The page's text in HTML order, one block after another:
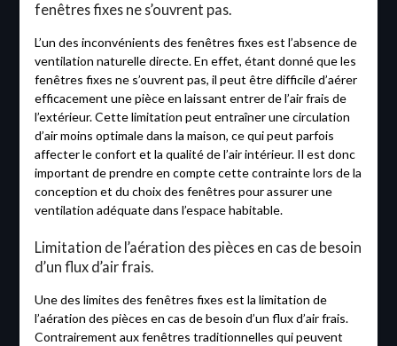
fenêtres fixes ne s’ouvrent pas.
L’un des inconvénients des fenêtres fixes est l’absence de
ventilation naturelle directe. En effet, étant donné que les
fenêtres fixes ne s’ouvrent pas, il peut être difficile d’aérer
efficacement une pièce en laissant entrer de l’air frais de
l’extérieur. Cette limitation peut entraîner une circulation
d’air moins optimale dans la maison, ce qui peut parfois
affecter le confort et la qualité de l’air intérieur. Il est donc
important de prendre en compte cette contrainte lors de la
conception et du choix des fenêtres pour assurer une
ventilation adéquate dans l’espace habitable.
Limitation de l’aération des pièces en cas de besoin
d’un flux d’air frais.
Une des limites des fenêtres fixes est la limitation de
l’aération des pièces en cas de besoin d’un flux d’air frais.
Contrairement aux fenêtres traditionnelles qui peuvent